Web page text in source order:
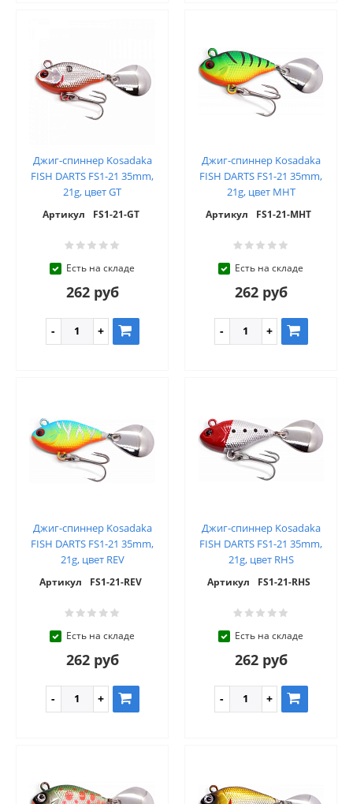
Джиг-спиннер Kosadaka
FISH DARTS FS1-21 35mm,
21g, цвет GT
Артикул FS1-21-GT
Есть на складе
262 руб
Джиг-спиннер Kosadaka
FISH DARTS FS1-21 35mm,
21g, цвет MHT
Артикул FS1-21-MHT
Есть на складе
262 руб
Джиг-спиннер Kosadaka
FISH DARTS FS1-21 35mm,
21g, цвет REV
Артикул FS1-21-REV
Есть на складе
262 руб
Джиг-спиннер Kosadaka
FISH DARTS FS1-21 35mm,
21g, цвет RHS
Артикул FS1-21-RHS
Есть на складе
262 руб